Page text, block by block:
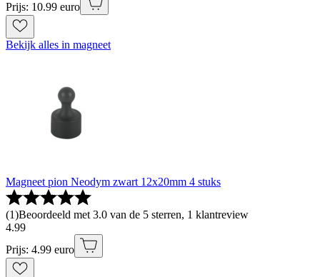
Prijs: 10.99 euro
Bekijk alles in magneet
Magneet pion Neodym zwart 12x20mm 4 stuks
(1)Beoordeeld met 3.0 van de 5 sterren, 1 klantreview
4.99
Prijs: 4.99 euro